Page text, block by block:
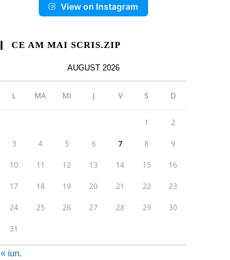
View on Instagram
CE AM MAI SCRIS.ZIP
AUGUST 2026
L MA MI J V S D
1 2
3 4 5 6 7 8 9
10 11 12 13 14 15 16
17 18 19 20 21 22 23
24 25 26 27 28 29 30
31
« iun.